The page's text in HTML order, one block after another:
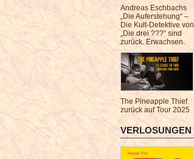
Andreas Eschbachs
„Die Auferstehung“ –
Die Kult-Detektive von
„Die drei ???“ sind
zurück. Erwachsen.
The Pineapple Thief
zurück auf Tour 2025
VERLOSUNGEN